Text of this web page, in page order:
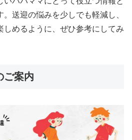
送迎の悩みを少しでも軽減し、
しめるように、ぜひ参考にしてみ
ご案内